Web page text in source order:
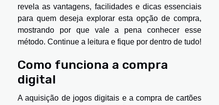
revela as vantagens, facilidades e dicas essenciais
para quem deseja explorar esta opção de compra,
mostrando por que vale a pena conhecer esse
método. Continue a leitura e fique por dentro de tudo!
Como funciona a compra
digital
A aquisição de jogos digitais e a compra de cartões